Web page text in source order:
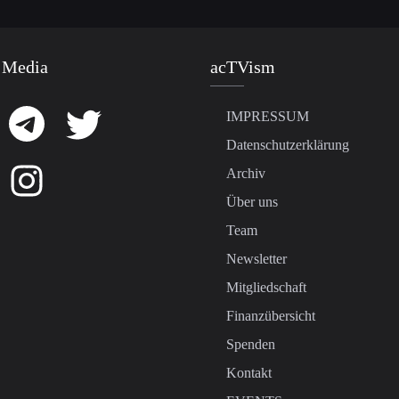
acTVism
IMPRESSUM
Datenschutzerklärung
Archiv
Über uns
Team
Newsletter
Mitgliedschaft
Finanzübersicht
Spenden
Kontakt